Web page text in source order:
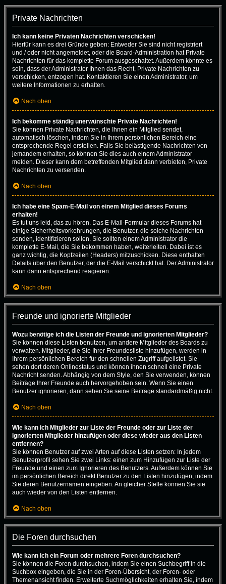
Private Nachrichten
Ich kann keine Privaten Nachrichten verschicken!
Hierfür kann es drei Gründe geben: Entweder Sie sind nicht registriert
und / oder nicht angemeldet, oder die Board-Administration hat Private
Nachrichten für das komplette Forum ausgeschaltet. Außerdem könnte es
sein, dass der Administrator Ihnen das Recht, Private Nachrichten zu
verschicken, entzogen hat. Kontaktieren Sie einen Administrator, um
weitere Informationen zu erhalten.
Nach oben
Ich bekomme ständig unerwünschte Private Nachrichten!
Sie können Private Nachrichten, die Ihnen ein Mitglied sendet,
automatisch löschen, indem Sie in Ihrem persönlichen Bereich eine
entsprechende Regel erstellen. Falls Sie belästigende Nachrichten von
jemandem erhalten, so können Sie dies auch einem Administrator
melden. Dieser kann dem betreffenden Mitglied dann verbieten, Private
Nachrichten zu versenden.
Nach oben
Ich habe eine Spam-E-Mail von einem Mitglied dieses Forums
erhalten!
Es tut uns leid, das zu hören. Das E-Mail-Formular dieses Forums hat
einige Sicherheitsvorkehrungen, die Benutzer, die solche Nachrichten
senden, identifizieren sollen. Sie sollten einem Administrator die
komplette E-Mail, die Sie bekommen haben, weiterleiten. Dabei ist es
ganz wichtig, die Kopfzeilen (Headers) mitzuschicken. Diese enthalten
Details über den Benutzer, der die E-Mail verschickt hat. Der Administrator
kann dann entsprechend reagieren.
Nach oben
Freunde und ignorierte Mitglieder
Wozu benötige ich die Listen der Freunde und ignorierten Mitglieder?
Sie können diese Listen benutzen, um andere Mitglieder des Boards zu
verwalten. Mitglieder, die Sie Ihrer Freundesliste hinzufügen, werden in
Ihrem persönlichen Bereich für den schnellen Zugriff aufgelistet. Sie
sehen dort deren Onlinestatus und können ihnen schnell eine Private
Nachricht senden. Abhängig von dem Style, den Sie verwenden, können
Beiträge Ihrer Freunde auch hervorgehoben sein. Wenn Sie einen
Benutzer ignorieren, dann sehen Sie seine Beiträge standardmäßig nicht.
Nach oben
Wie kann ich Mitglieder zur Liste der Freunde oder zur Liste der
ignorierten Mitglieder hinzufügen oder diese wieder aus den Listen
entfernen?
Sie können Benutzer auf zwei Arten auf diese Listen setzen: In jedem
Benutzerprofil sehen Sie zwei Links: einen zum Hinzufügen zur Liste der
Freunde und einen zum Ignorieren des Benutzers. Außerdem können Sie
im persönlichen Bereich direkt Benutzer zu den Listen hinzufügen, indem
Sie deren Benutzernamen eingeben. An gleicher Stelle können Sie sie
auch wieder von den Listen entfernen.
Nach oben
Die Foren durchsuchen
Wie kann ich ein Forum oder mehrere Foren durchsuchen?
Sie können die Foren durchsuchen, indem Sie einen Suchbegriff in die
Suchbox eingeben, die Sie in der Foren-Übersicht, der Foren- oder
Themenansicht finden. Erweiterte Suchmöglichkeiten erhalten Sie, indem